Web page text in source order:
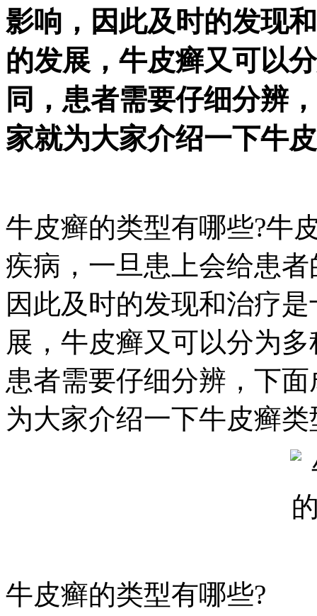
影响，因此及时的发现
的发展，牛皮癣又可以
同，患者需要仔细分辨
家就为大家介绍一下牛
牛皮癣的类型有哪些?牛
疾病，一旦患上会给患
因此及时的发现和治疗
展，牛皮癣又可以分为
患者需要仔细分辨，下
为大家介绍一下牛皮癣
牛皮癣的类型有哪些?